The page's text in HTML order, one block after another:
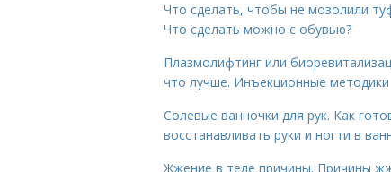
Что сделать, чтобы не мозолили
Что сделать можно с обувью?
Плазмолифтинг или
что лучше. Инъекционные методики
Солевые ванночки для рук. Как
восстанавливать руки и ногти в
Жжение в теле причины. Причины